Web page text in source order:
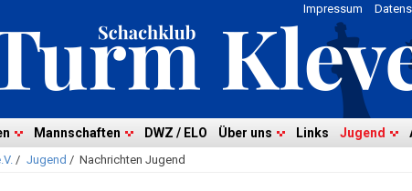
Impressum
Mannschaften DWZ / ELO Über uns Links Jugend
/ Jugend / Nachrichten Jugend